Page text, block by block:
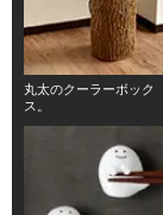
丸太のクーラーボック
ス。